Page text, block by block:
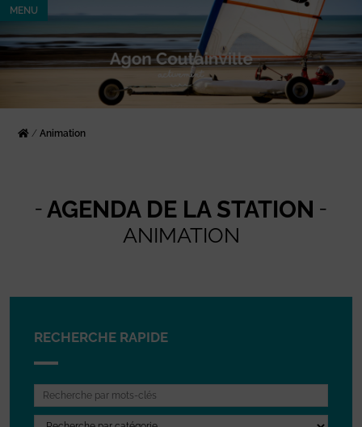
MENU
/Animation
AGENDA DE LA STATION
ANIMATION
RECHERCHE RAPIDE